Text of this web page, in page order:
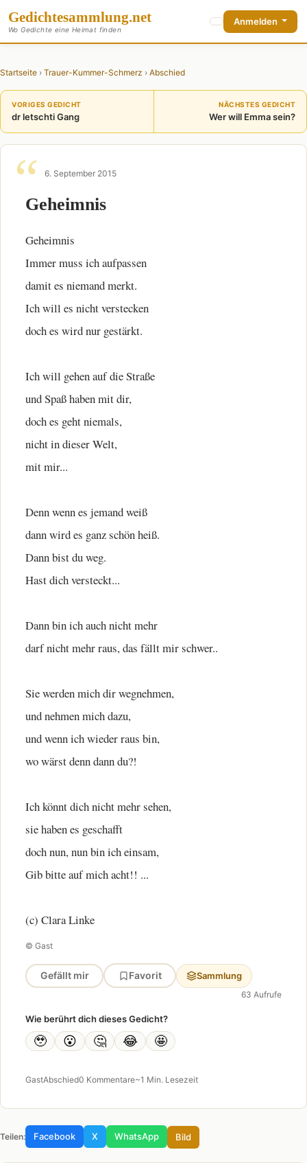
Gedichtesammlung.net
Wo Gedichte eine Heimat finden
Anmelden
Startseite › Trauer-Kummer-Schmerz › Abschied
VORIGES GEDICHT
dr letschti Gang
NÄCHSTES GEDICHT
Wer will Emma sein?
6. September 2015
Geheimnis
Geheimnis
Immer muss ich aufpassen
damit es niemand merkt.
Ich will es nicht verstecken
doch es wird nur gestärkt.
Ich will gehen auf die Straße
und Spaß haben mit dir,
doch es geht niemals,
nicht in dieser Welt,
mit mir...
Denn wenn es jemand weiß
dann wird es ganz schön heiß.
Dann bist du weg.
Hast dich versteckt...
Dann bin ich auch nicht mehr
darf nicht mehr raus, das fällt mir schwer..
Sie werden mich dir wegnehmen,
und nehmen mich dazu,
und wenn ich wieder raus bin,
wo wärst denn dann du?!
Ich könnt dich nicht mehr sehen,
sie haben es geschafft
doch nun, nun bin ich einsam,
Gib bitte auf mich acht!! ...
(c) Clara Linke
© Gast
Gefällt mir Favorit Sammlung
63 Aufrufe
Wie berührt dich dieses Gedicht?
🥹 😮 🤔 😂 🤩
GastAbschied0 Kommentare~1 Min. Lesezeit
Teilen: Facebook X WhatsApp Bild